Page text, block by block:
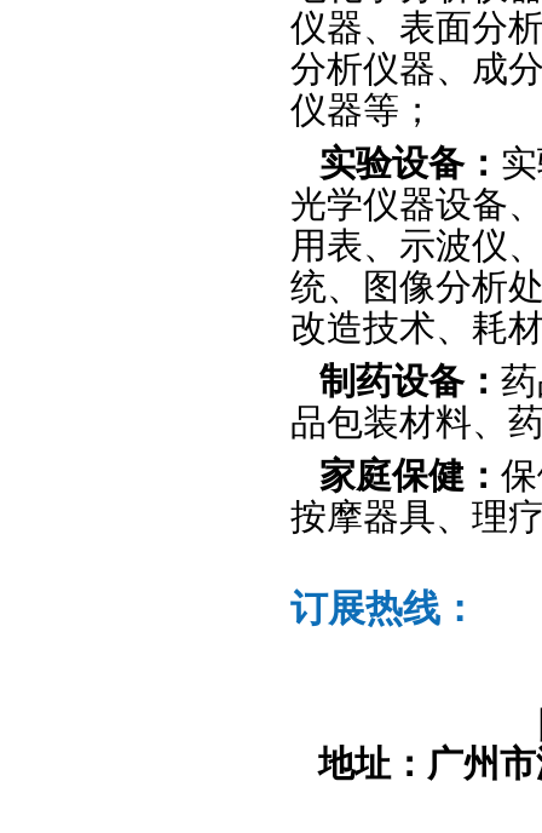
仪器、表面分
分析仪器、成
仪器等；
实验设备：
光学仪器设备
用表、示波仪
统、图像分析
改造技术、耗
制药设备：
品包装材料、
家庭保健：
按摩器具、理
订展热线：
地址：广州